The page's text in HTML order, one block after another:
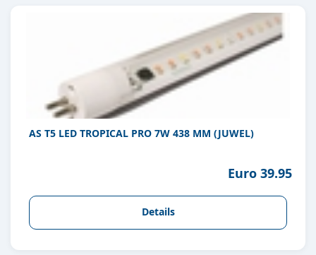
AS T5 LED TROPICAL PRO 7W 438 MM (JUWEL)
Euro 39.95
Details